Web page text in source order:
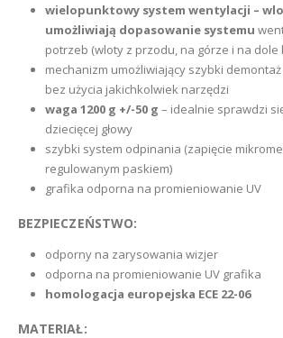
wielopunktowy system wentylacji –
umożliwiają dopasowanie systemu
potrzeb (wloty z przodu, na górze i na dole
mechanizm umożliwiający szybki
bez użycia jakichkolwiek narzędzi
waga 1200 g +/-50 g – idealnie sprawdzi
dziecięcej głowy
szybki system odpinania (zapięcie
regulowanym paskiem)
grafika odporna na promieniowanie UV
BEZPIECZEŃSTWO:
odporny na zarysowania wizjer
odporna na promieniowanie UV grafika
homologacja europejska ECE 22-06
MATERIAŁ: